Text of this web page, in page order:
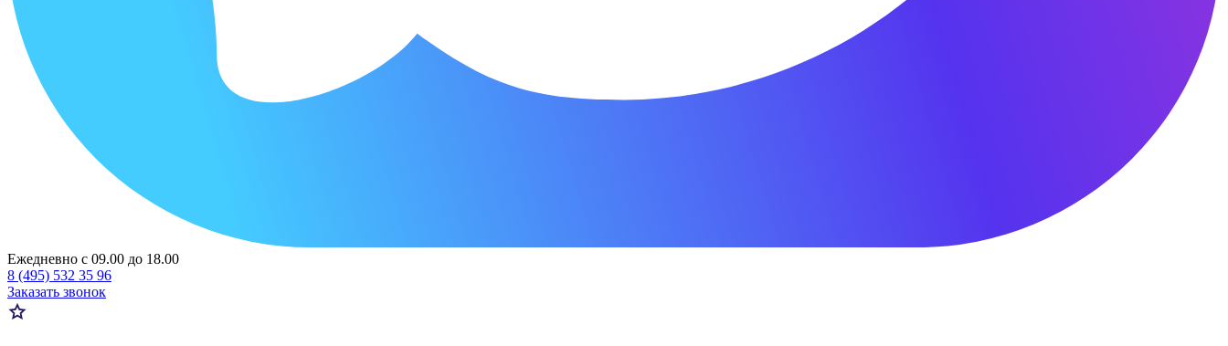
Ежедневно с 09.00 до 18.00
8 (495) 532 35 96
Заказать звонок